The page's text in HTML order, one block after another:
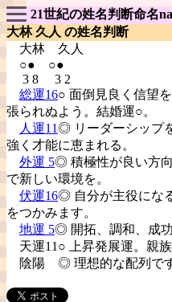
21世紀の姓名判断命名
大林 久人 の姓名判断
大林 久人
○● ○●
3 8 3 2
総運16○ 面倒見良く信望
張られぬよう。結婚運○。
人運11◎ リーダーシップ
強く才能に恵まれる。
外運 5◎ 積極性が良い方
で新しい環境を。
伏運16◎ 自分が主役にな
をつかみます。
地運 5◎ 開拓、調和、成功
天運11○ 上昇発展運。親族
陰陽 ◎ 理想的な配列で